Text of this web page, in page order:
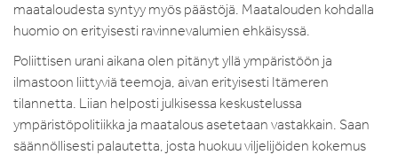
maataloudesta syntyy myös päästöjä. Maatalouden kohdalla
huomio on erityisesti ravinnevalumien ehkäisyssä.
Poliittisen urani aikana olen pitänyt yllä ympäristöön ja
ilmastoon liittyviä teemoja, aivan erityisesti Itämeren
tilannetta. Liian helposti julkisessa keskustelussa
ympäristöpolitiikka ja maatalous asetetaan vastakkain. Saan
säännöllisesti palautetta, josta huokuu viljelijöiden kokemus